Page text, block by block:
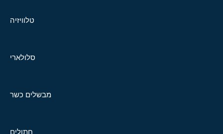
טלוויזיה
סלולארי
מבשלים כשר
חתולים